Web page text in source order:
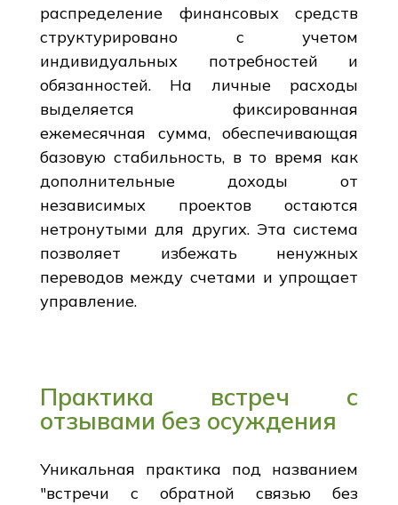
распределение финансовых средств
структурировано с учетом
индивидуальных потребностей и
обязанностей. На личные расходы
выделяется фиксированная
ежемесячная сумма, обеспечивающая
базовую стабильность, в то время как
дополнительные доходы от
независимых проектов остаются
нетронутыми для других. Эта система
позволяет избежать ненужных
переводов между счетами и упрощает
управление.
Практика встреч с
отзывами без осуждения
Уникальная практика под названием
"встречи с обратной связью без